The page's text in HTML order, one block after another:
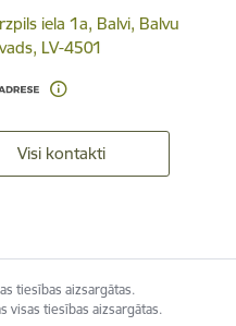
iela 1a, Balvi, Balvu
LV-4501
Visi kontakti
tiesības aizsargātas.
visas tiesības aizsargātas.